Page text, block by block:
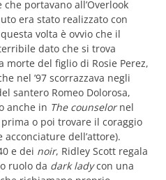
portavano all’Overlook
era stato realizzato con
volta è ovvio che il
dato che si trova
del figlio di Rosie Perez,
nel ’97 scorrazzava negli
santero Romeo Dolorosa,
anche in The counselornel
o poi trovare il coraggio
dell’attore).
e dei noir, Ridley Scott regala
ruolo da dark ladycon una